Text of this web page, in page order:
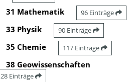
31 Mathematik 96 Einträge
33 Physik 90 Einträge
35 Chemie 117 Einträge
38 Geowissenschaften
28 Einträge